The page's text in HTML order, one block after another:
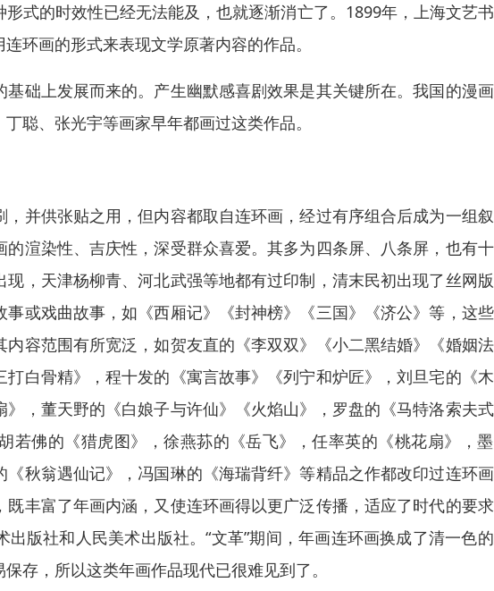
式的时效性已经无法能及，也就逐渐消亡了。1899年，上海文艺
环画的形式来表现文学原著内容的作品。
础上发展而来的。产生幽默感喜剧效果是其关键所在。我国的漫
聪、张光宇等画家早年都画过这类作品。
并供张贴之用，但内容都取自连环画，经过有序组合后成为一组
渲染性、吉庆性，深受群众喜爱。其多为四条屏、八条屏，也有
，天津杨柳青、河北武强等地都有过印制，清末民初出现了丝网
或戏曲故事，如《西厢记》《封神榜》《三国》《济公》等，这
容范围有所宽泛，如贺友直的《李双双》《小二黑结婚》《婚姻
白骨精》，程十发的《寓言故事》《列宁和炉匠》，刘旦宅的《
，董天野的《白娘子与许仙》《火焰山》，罗盘的《马特洛索夫
若佛的《猎虎图》，徐燕荪的《岳飞》，任率英的《桃花扇》，
《秋翁遇仙记》，冯国琳的《海瑞背纤》等精品之作都改印过连环
丰富了年画内涵，又使连环画得以更广泛传播，适应了时代的要
版社和人民美术出版社。“文革”期间，年画连环画换成了清一色
存，所以这类年画作品现代已很难见到了。